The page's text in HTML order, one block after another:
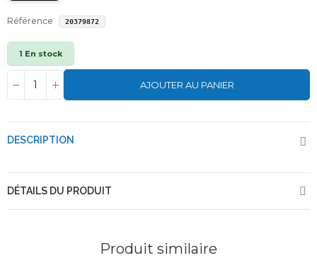
Référence 20379872
1 En stock
AJOUTER AU PANIER
DESCRIPTION
DÉTAILS DU PRODUIT
Produit similaire